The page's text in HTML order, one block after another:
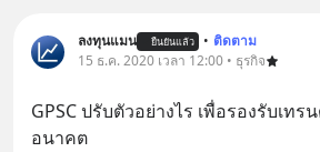
ลงทุนแมน ยืนยันแล้ว • ติดตาม
15 ธ.ค. 2020 เวลา 12:00 • ธุรกิจ
GPSC ปรับตัวอย่างไร เพื่อรองรับเท
อนาคต